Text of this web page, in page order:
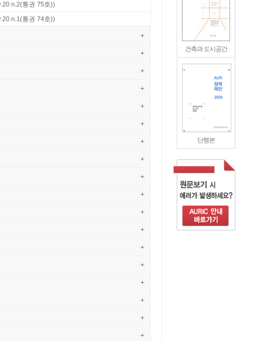
건축과 도시공간
단행본
n.2(통권 75호))
n.1(통권 74호))
+
+
+
+
+
+
+
+
+
+
+
+
+
+
+
+
+
+